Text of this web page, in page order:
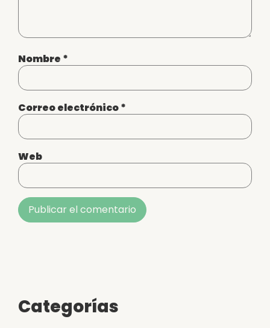
Nombre *
Correo electrónico*
Web
Categorías